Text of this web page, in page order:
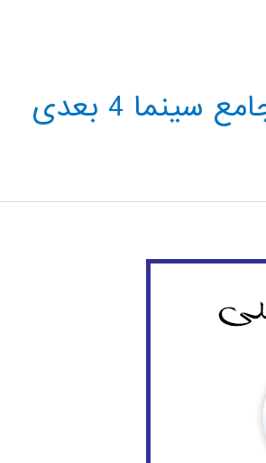
4 بعدی